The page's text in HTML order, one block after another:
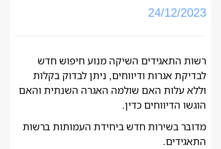
24/12/2023
רשות התאגידים השיקה מנוע חיפוש חדש
לבדיקת אגרות ודיווחים, ניתן לבדוק בקלות
וללא עלות האם שולמה האגרה השנתית והאם
הוגשו הדיווחים כדין.
מדובר בשירות חדש ביחידת העמותות ברשות
התאגידים.